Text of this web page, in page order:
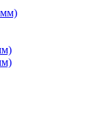
мм)